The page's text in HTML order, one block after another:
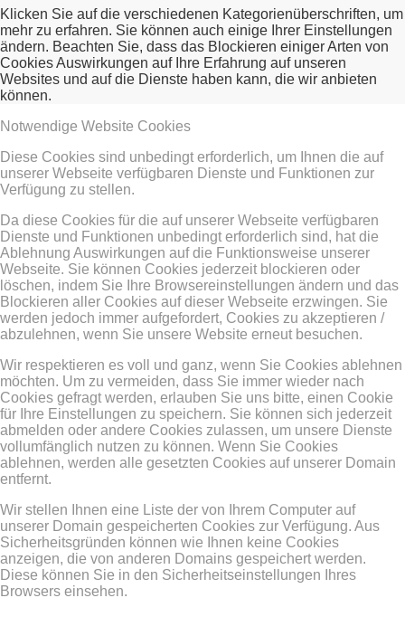
Klicken Sie auf die verschiedenen Kategorienüberschriften, um
mehr zu erfahren. Sie können auch einige Ihrer Einstellungen
ändern. Beachten Sie, dass das Blockieren einiger Arten von
Cookies Auswirkungen auf Ihre Erfahrung auf unseren
Websites und auf die Dienste haben kann, die wir anbieten
können.
Notwendige Website Cookies
Diese Cookies sind unbedingt erforderlich, um Ihnen die auf
unserer Webseite verfügbaren Dienste und Funktionen zur
Verfügung zu stellen.
Da diese Cookies für die auf unserer Webseite verfügbaren
Dienste und Funktionen unbedingt erforderlich sind, hat die
Ablehnung Auswirkungen auf die Funktionsweise unserer
Webseite. Sie können Cookies jederzeit blockieren oder
löschen, indem Sie Ihre Browsereinstellungen ändern und das
Blockieren aller Cookies auf dieser Webseite erzwingen. Sie
werden jedoch immer aufgefordert, Cookies zu akzeptieren /
abzulehnen, wenn Sie unsere Website erneut besuchen.
Wir respektieren es voll und ganz, wenn Sie Cookies ablehnen
möchten. Um zu vermeiden, dass Sie immer wieder nach
Cookies gefragt werden, erlauben Sie uns bitte, einen Cookie
für Ihre Einstellungen zu speichern. Sie können sich jederzeit
abmelden oder andere Cookies zulassen, um unsere Dienste
vollumfänglich nutzen zu können. Wenn Sie Cookies
ablehnen, werden alle gesetzten Cookies auf unserer Domain
entfernt.
Wir stellen Ihnen eine Liste der von Ihrem Computer auf
unserer Domain gespeicherten Cookies zur Verfügung. Aus
Sicherheitsgründen können wie Ihnen keine Cookies
anzeigen, die von anderen Domains gespeichert werden.
Diese können Sie in den Sicherheitseinstellungen Ihres
Browsers einsehen.